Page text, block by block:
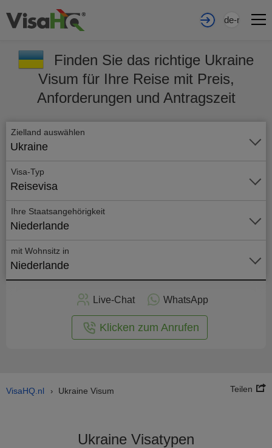
de-nl
Finden Sie das richtige Ukraine
Visum für Ihre Reise mit Preis,
Anforderungen und Antragszeit
Zielland auswählen
Ukraine
Visa-Typ
Reisevisa
Ihre Staatsangehörigkeit
Niederlande
mit Wohnsitz in
Niederlande
Live-Chat WhatsApp
Klicken zum Anrufen
VisaHQ.nl › Ukraine Visum Teilen
Ukraine Visatypen